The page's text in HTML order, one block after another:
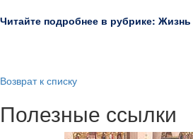
Читайте подробнее в рубрике:
Возврат к списку
Полезные ссылки